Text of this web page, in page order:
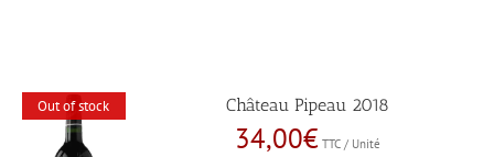
Out of stock Château Pipeau 2018
34,00€ TTC / Unité